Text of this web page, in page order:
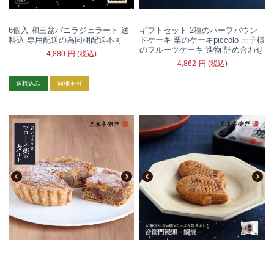
6個入 和三盆バニラジェラート 送
料込 専用配送の為同梱配送不可
4,880 円 (税込)
送料込み 同梱不可
ギフトセット 2種のハーフパウン
ドケーキ 栗のケーキpiccolo 王子様
のフルーツケーキ 進物 詰め合わせ
4,862 円 (税込)